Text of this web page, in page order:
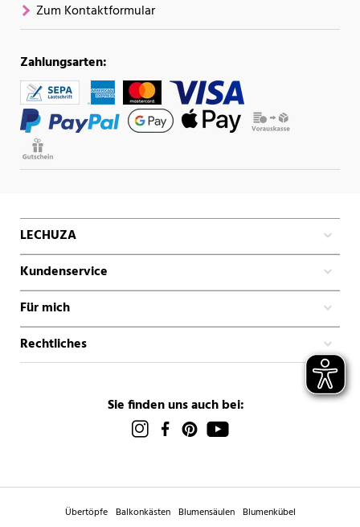
Zum Kontaktformular
Zahlungsarten:
LECHUZA
Kundenservice
Für mich
Rechtliches
Sie finden uns auch bei:
Übertöpfe Balkonkästen Blumensäulen Blumenkübel